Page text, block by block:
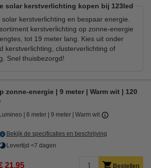
solar kerstverlichting kopen bij 123led
kerstverlichting en bespaar energie.
kerstverlichting op zonne-energie
tot 19 meter lang. Kies uit onder
kerstverlichting, clusterverlichting of
Snel thuisbezorgd!
zonne-energie | 9 meter | Warm wit | 120
Lumineo 6 meter 9 meter Warm wit
Bekijk de specificaties en beschrijving
Levertijd <7 dagen
21,95 Bestellen